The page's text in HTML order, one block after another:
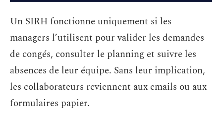
Un SIRH fonctionne uniquement si les
managers l’utilisent pour valider les demandes
de congés, consulter le planning et suivre les
absences de leur équipe. Sans leur implication,
les collaborateurs reviennent aux emails ou aux
formulaires papier.